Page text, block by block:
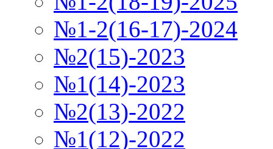
№1-2(16-17)-2024
№2(15)-2023
№1(14)-2023
№2(13)-2022
№1(12)-2022